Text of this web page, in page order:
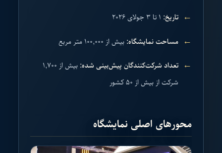
تاریخ:
مساحت نمایشگاه:بیش از ۱۰۰,۰۰۰ متر مربع
تعداد شرکت‌کنندگان پیش‌بینی شده:
بیش از ۱,۷۰۰
شرکت از بیش از ۵۰ کشور
محورهای اصلی نمایشگاه